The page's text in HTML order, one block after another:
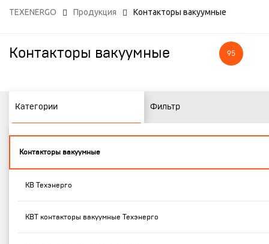
TEXENERGO Продукция Контакторы вакуумные
Контакторы вакуумные 95
Категории Фильтр
Контакторы вакуумные
КВ Техэнерго
КВТ контакторы вакуумные Техэнерго